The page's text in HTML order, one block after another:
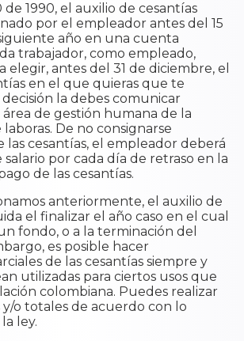
1990, el auxilio de cesantías
por el empleador antes del 15
año en una cuenta
trabajador, como empleado,
elegir, antes del 31 de diciembre, el
en el que quieras que te
la debes comunicar
de gestión humana de la
De no consignarse
cesantías, el empleador deberá
por cada día de retraso en la
de las cesantías.
anteriormente, el auxilio de
el finalizar el año caso en el cual
fondo, o a la terminación del
es posible hacer
de las cesantías siempre y
utilizadas para ciertos usos que
colombiana. Puedes realizar
y/o totales de acuerdo con lo
ley.